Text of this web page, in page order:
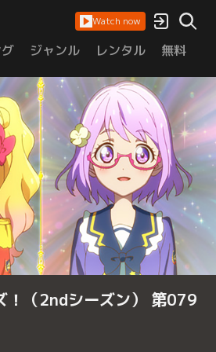
Watch now
ジャンル レンタル 無料
！（2ndシーズン） 第079